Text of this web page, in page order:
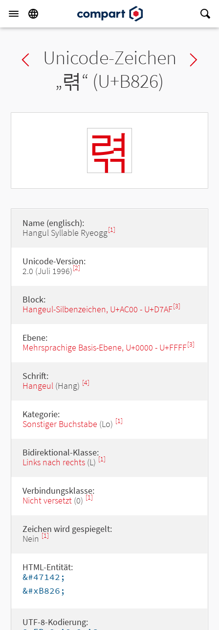
Previous char
Unicode-Zeichen
„렦“ (U+B826)
렦
Name (englisch):
Hangul Syllable Ryeogg[1]
Unicode-Version:
2.0 (Juli 1996)[2]
Block:
Hangeul-Silbenzeichen, U+AC00 - U+D7AF[3]
Ebene:
Mehrsprachige Basis-Ebene, U+0000 - U+FFFF[3]
Schrift:
Hangeul(Hang) [4]
Kategorie:
Sonstiger Buchstabe (Lo) [1]
Bidirektional-Klasse:
Links nach rechts(L) [1]
Verbindungsklasse:
Nicht versetzt(0) [1]
Zeichen wird gespiegelt:
Nein [1]
HTML-Entität:
&#47142;
&#xB826;
UTF-8-Kodierung: